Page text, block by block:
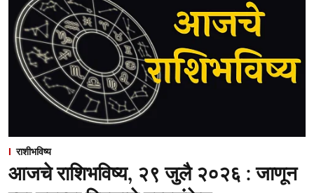
राशीभविष्य
आजचे राशिभविष्य, २९ जुलै २०२६ : जाणून